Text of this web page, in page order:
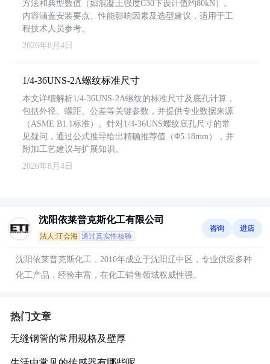
方法和典型数值（如混凝土强度C30下设计值约80kN）。
内容涵盖安装要点、性能影响因素及选型建议，适用于工
程技术人员参考。
2026年8月4日
1/4-36UNS-2A螺纹标准尺寸
本文详细解析1/4-36UNS-2A螺纹的标准尺寸及底孔计算，
包括外径、螺距、公差等关键参数，并提供专业数据来源
（ASME B1.1标准）。针对1/4-36UNS螺纹底孔尺寸的常
见疑问，通过公式推导给出精确推荐值（Φ5.18mm），并
附加工艺建议与扩展知识。
2026年8月4日
沈阳依莱普克斯化工有限公司
法人:汪会海 通过真实性核验
咨询 进店
沈阳依莱普克斯化工，2010年成立于沈阳辽中区，专业供应多种
化工产品，经验丰富，在化工销售领域权威性强。
热门文章
无缝钢管的常用规格及壁厚